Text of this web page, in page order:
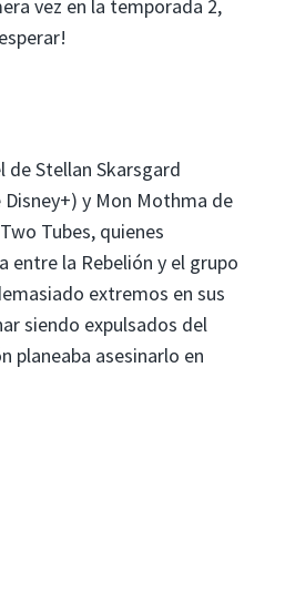
vez en la temporada 2,
de Stellan Skarsgard
y Mon Mothma de
Tubes, quienes
entre la Rebelión y el grupo
extremos en sus
siendo expulsados ​​del
planeaba asesinarlo en